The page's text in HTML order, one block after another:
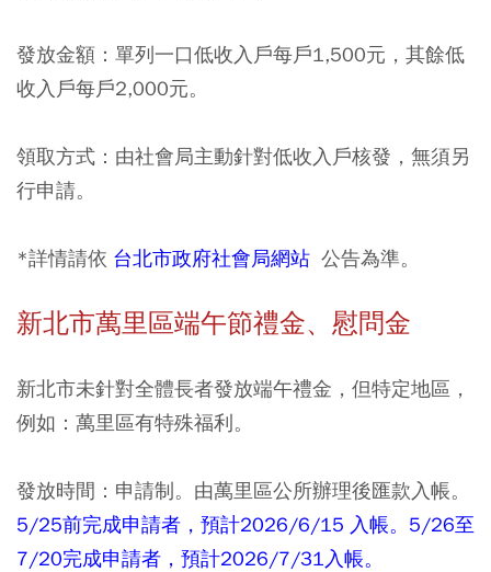
發放金額：單列一口低收入戶每戶1,500元，其餘低
收入戶每戶2,000元。
領取方式：由社會局主動針對低收入戶核發，無須另
行申請。
*詳情請依 台北市政府社會局網站 公告為準。
新北市萬里區端午節禮金、慰問金
新北市未針對全體長者發放端午禮金，但特定地區，
例如：萬里區有特殊福利。
發放時間：申請制。由萬里區公所辦理後匯款入帳。
5/25前完成申請者，預計2026/6/15 入帳。5/26至
7/20完成申請者，預計2026/7/31入帳。